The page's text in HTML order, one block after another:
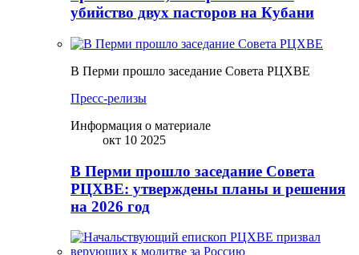
убийство двух пасторов на Кубани
В Перми прошло заседание Совета РЦХВЕ
Пресс-релизы
Информация о материале
окт 10 2025
В Перми прошло заседание Совета
РЦХВЕ: утверждены планы и решения
на 2026 год